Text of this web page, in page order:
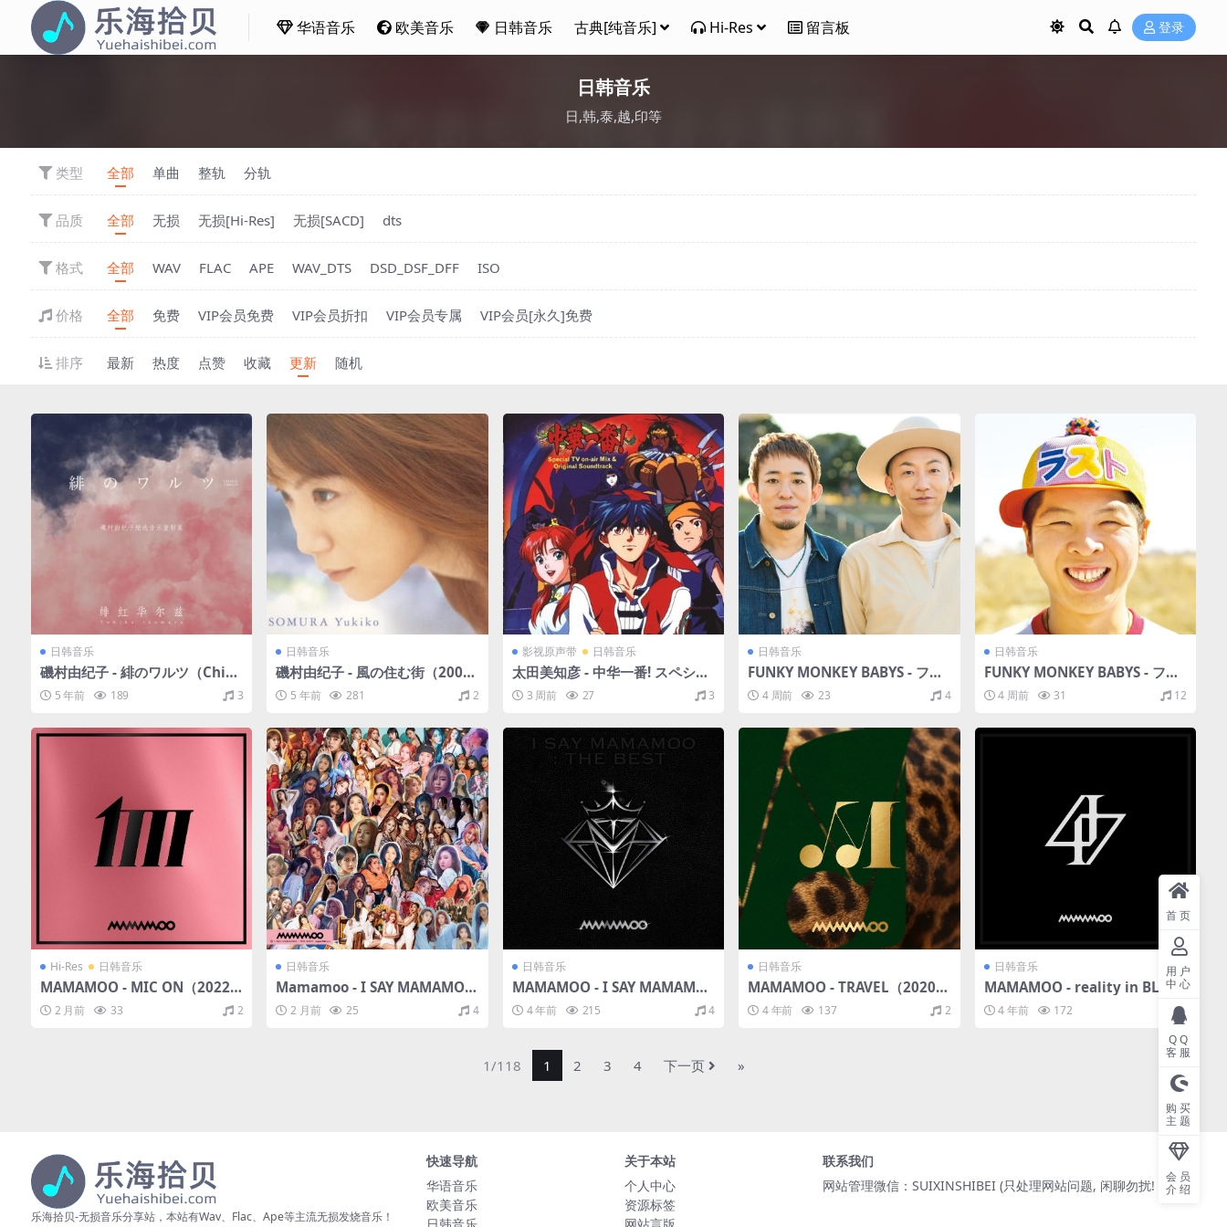
华语音乐 欧美音乐 日韩音乐 古典[纯音乐] Hi-Res 留言板 登录
日韩音乐
日,韩,泰,越,印等
类型 全部 单曲 整轨 分轨
品质 全部 无损 无损[Hi-Res] 无损[SACD] dts
格式 全部 WAV FLAC APE WAV_DTS DSD_DSF_DFF ISO
价格 全部 免费 VIP会员免费 VIP会员折扣 VIP会员专属 VIP会员[永久]免费
排序 最新 热度 点赞 收藏 更新 随机
日韩音乐
磯村由纪子 - 緋のワルツ（Chine
se Version）(2020/WAV/分轨/
838M)
5 年前 189 3
日韩音乐
磯村由纪子 - 風の住む街（2003/
FLAC/分轨/239M）
5 年前 281 2
影视原声带 日韩音乐
太田美知彦 - 中华一番! スペシャ
ルTVオンエアーミックス& ― オ
リジナル・サウンドトラック（1
3 周前 27 3
日韩音乐
FUNKY MONKEY BABYS - ファ
ンキーモンキーベイビーズZ（20
23/FLAC/分轨/306M）
4 周前 23 4
日韩音乐
FUNKY MONKEY BABYS - ファ
ンキーモンキーベイビーズ LAST
BEST（2013/FLAC/分轨/1.4G）
4 周前 31 12
Hi-Res 日韩音乐
MAMAMOO - MIC ON（2022/F
LAC/EP分轨/428M）(24bit/48
kHz)
2 月前 33 2
日韩音乐
Mamamoo - I SAY MAMAMOO
: THE BEST - Japan Edition -
（2022/FLAC/分轨/428M）
2 月前 25 4
日韩音乐
MAMAMOO - I SAY MAMAMO
O THE BEST（2021/FLAC/分轨/
644M）
4 年前 215 4
日韩音乐
MAMAMOO - TRAVEL（2020/F
LAC/EP分轨/119M）
4 年前 137 2
日韩音乐
MAMAMOO - reality in BLACK
（2019/FLAC/分轨/257M）
4 年前 172 3
1/118 1 2 3 4 下一页 »
乐海拾贝-无损音乐分享站，本站有Wav、Flac、Ape等主流无损发烧音乐！
快速导航
华语音乐
欧美音乐
关于本站
个人中心
资源标签
联系我们
网站管理微信：SUIXINSHIBEI (只处理网站问题, 闲聊勿扰! )
首页
用户
中心
QQ
客服
购买
主题
会员
介绍